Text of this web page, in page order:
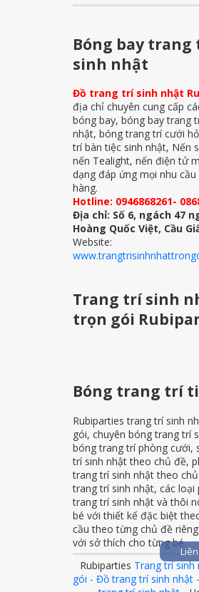
Bóng bay trang
sinh nhật
Đồ trang trí sinh nhật
địa chỉ chuyên cung cấp
bóng bay, bóng bay trang
nhật, bóng trang trí cưới
trí bàn tiệc sinh nhật, Nến
nến Tealight, nến điện tử
dạng đáp ứng mọi nhu cầu
hàng.
Hotline: 0946868261-
Địa chỉ: Số 6, ngách 47
Hoàng Quốc Việt, Cầu
Website:
Trang trí sinh
trọn gói
Bóng trang trí
Rubiparties trang trí sinh
gói, chuyên bóng trang trí
bóng trang trí phòng cưới,
trí sinh nhật theo chủ đề,
trang trí sinh nhật theo
trang trí sinh nhật, các loại
trang trí sinh nhật và thôi
bé với thiết kế đặc biệt
cầu theo từng chủ đề
với sở thích cho từng bé.
Rubiparties Trang trí sinh
gói - Đồ trang trí sinh nhật